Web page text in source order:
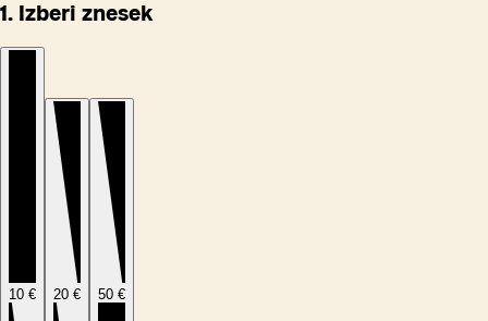
1. Izberi znesek
10 € 20 € 50 €